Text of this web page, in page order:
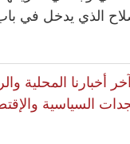
الذي يدخل في
أخبارنا المحلية